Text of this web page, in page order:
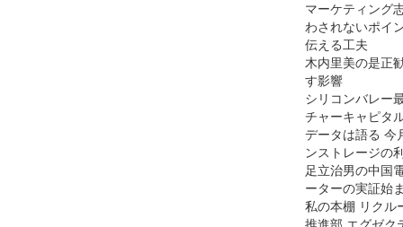
マーケティング
わされないポイ
伝える工夫
木内里美の是正
す影響
シリコンバレー
チャーキャピタ
データは語る 今
ンストレージの
足立治男の中国
ーターの実証始
私の本棚 リクル